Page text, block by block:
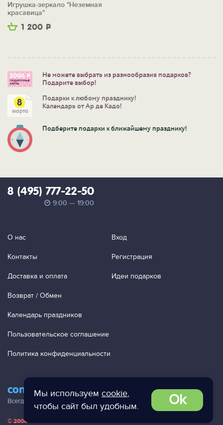
Мы используем cookie,
чтобы сайт был удобным.
Ok
1 200 Р
Игрушка-зеркало "Неземная
красавица"
Не можете выбрать из разнообразия подарков?
Подарите выбор!
Подарки к любому празднику!
Календарь от Ар де Кадо!
Подберите подарки к ближайшему празднику!
contact@ac-studio.ru
Всегда отвечаем на ваши письма!
8 (495) 777-22-50
9:00 — 19:00
О нас
Контакты
Доставка и оплата
Возврат / Обмен
Календарь праздников
Пользовательское соглашение
Политика конфиденциальности
Вход
Регистрация
Идеи подарков
© 2004 — 2026